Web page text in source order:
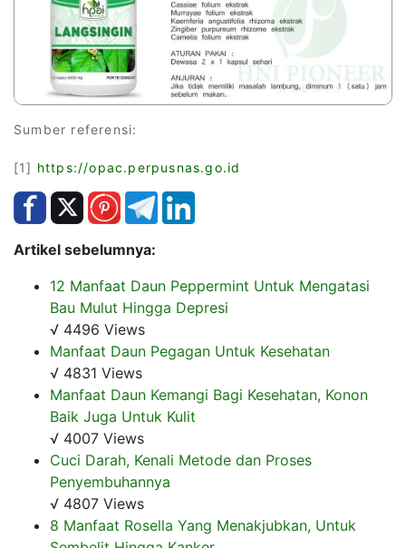
Sumber referensi:
[1] https://opac.perpusnas.go.id
Artikel sebelumnya:
12 Manfaat Daun Peppermint Untuk Mengatasi
Bau Mulut Hingga Depresi
√ 4496 Views
Manfaat Daun Pegagan Untuk Kesehatan
√ 4831 Views
Manfaat Daun Kemangi Bagi Kesehatan, Konon
Baik Juga Untuk Kulit
√ 4007 Views
Cuci Darah, Kenali Metode dan Proses
Penyembuhannya
√ 4807 Views
8 Manfaat Rosella Yang Menakjubkan, Untuk